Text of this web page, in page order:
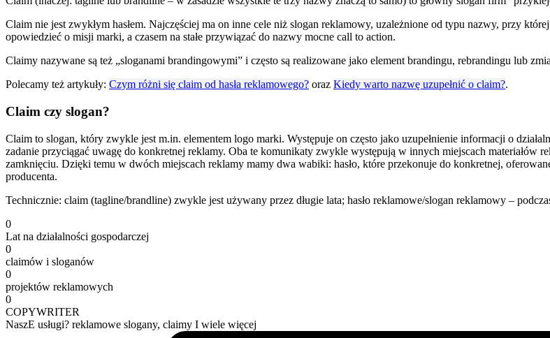
Claim nie jest zwykłym hasłem. Najczęściej ma on inne cele niż slogan reklamowy, uzależnione od typu nazwy, przy
opowiedzieć o misji marki, a czasem na stałe przywiązać do nazwy mocne call to action.
Claimy nazywane są też „sloganami brandingowymi” i często są realizowane jako element brandingu, rebrandingu lub
Polecamy też artykuły: Czym różni się claim od hasła reklamowego? oraz Kiedy warto nazwę uzupełnić o claim?.
Claim czy slogan?
Claim to slogan, który zwykle jest m.in. elementem logo marki. Występuje on często jako uzupełnienie informacji o
zadanie przyciągać uwagę do konkretnej reklamy. Oba te komunikaty zwykle występują w innych miejscach materiałów
zamknięciu. Dzięki temu w dwóch miejscach reklamy mamy dwa wabiki: hasło, które przekonuje do konkretnej,
producenta.
Technicznie: claim (tagline/brandline) zwykle jest używany przez długie lata; hasło reklamowe/slogan reklamowy –
0
Lat na działalności gospodarczej
0
claimów i sloganów
0
projektów reklamowych
0
COPYWRITER
NaszE usługi? reklamowe slogany, claimy I wiele więcej